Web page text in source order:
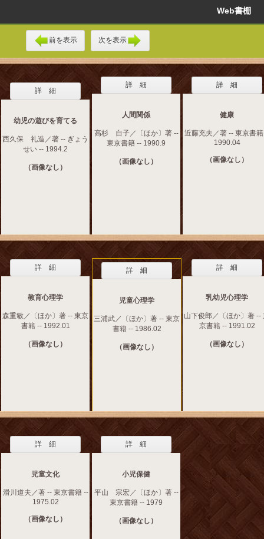
Web書棚
前を表示 次を表示
詳 細
幼児の遊びを育てる
西久保 礼造／著 -- ぎょう
せい -- 1994.2
（画像なし）
詳 細
人間関係
高杉 自子／〔ほか〕著 --
東京書籍 -- 1990.9
（画像なし）
詳 細
健康
近藤充夫／著 -- 東京書
1990.04
（画像なし）
詳 細
教育心理学
森重敏／〔ほか〕著 -- 東京
書籍 -- 1992.01
（画像なし）
詳 細
児童心理学
三浦武／〔ほか〕著 -- 東京
書籍 -- 1986.02
（画像なし）
詳 細
乳幼児心理学
山下俊郎／〔ほか〕著 --
京書籍 -- 1991.02
（画像なし）
詳 細
児童文化
滑川道夫／著 -- 東京書籍 --
1975.02
（画像なし）
詳 細
小児保健
平山 宗宏／〔ほか〕著 --
東京書籍 -- 1979
（画像なし）